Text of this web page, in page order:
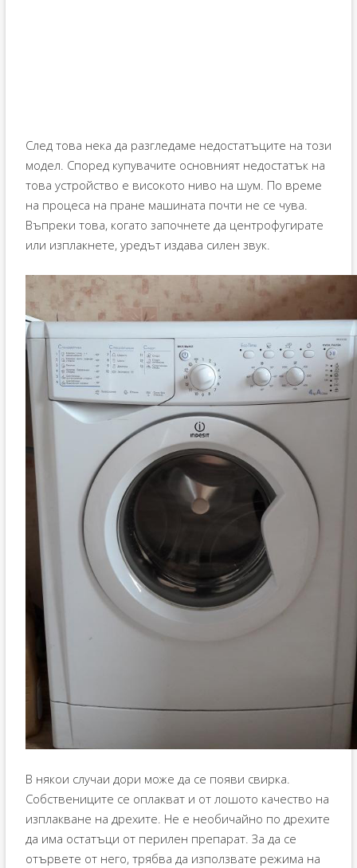
След това нека да разгледаме недостатъците на този
модел. Според купувачите основният недостатък на
това устройство е високото ниво на шум. По време
на процеса на пране машината почти не се чува.
Въпреки това, когато започнете да центрофугирате
или изплакнете, уредът издава силен звук.
В някои случаи дори може да се появи свирка.
Собствениците се оплакват и от лошото качество на
изплакване на дрехите. Не е необичайно по дрехите
да има остатъци от перилен препарат. За да се
отървете от него, трябва да използвате режима на